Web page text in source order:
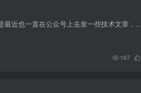
前言 其实我本来也不是很想写这个文章的， 但是最近也一直在公众号上去发一些技术文章，博客上也疏忽了，后面博客更多的是用来发自己的感想，思考。 公众号二维码，可以扫码关注 正文 自从19年...
167